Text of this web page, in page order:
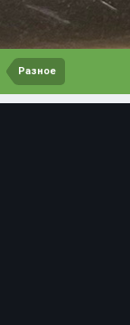
Разное